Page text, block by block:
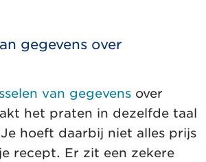
gegevens over
van gegevens over
het praten in dezelfde taal
hoeft daarbij niet alles prijs
recept. Er zit een zekere